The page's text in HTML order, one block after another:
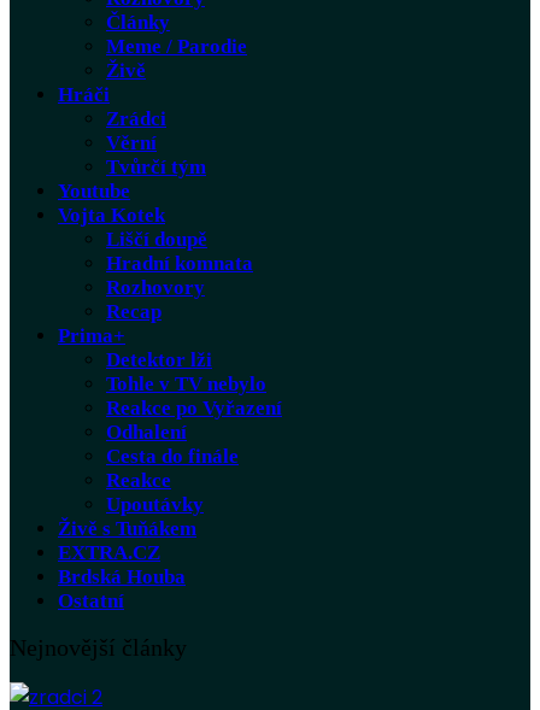
Články
Meme / Parodie
Živě
Hráči
Zrádci
Věrní
Tvůrčí tým
Youtube
Vojta Kotek
Liščí doupě
Hradní komnata
Rozhovory
Recap
Prima+
Detektor lži
Tohle v TV nebylo
Reakce po Vyřazení
Odhalení
Cesta do finále
Reakce
Upoutávky
Živě s Tuňákem
EXTRA.CZ
Brdská Houba
Ostatní
Nejnovější články